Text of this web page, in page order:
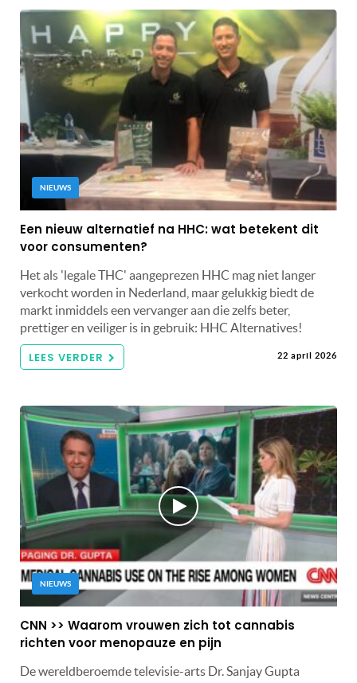
NIEUWS
Een nieuw alternatief na HHC: wat betekent dit
voor consumenten?
Het als 'legale THC' aangeprezen HHC mag niet langer
verkocht worden in Nederland, maar gelukkig biedt de
markt inmiddels een vervanger aan die zelfs beter,
prettiger en veiliger is in gebruik: HHC Alternatives!
LEES VERDER 22 april 2026
NIEUWS
CNN >> Waarom vrouwen zich tot cannabis
richten voor menopauze en pijn
De wereldberoemde televisie-arts Dr. Sanjay Gupta